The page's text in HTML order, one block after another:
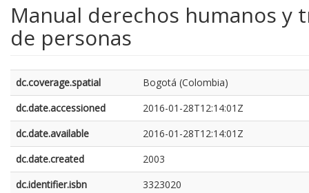
Manual derechos humanos y
de personas
dc.coverage.spatial
Bogotá (Colombia)
dc.date.accessioned
2016-01-28T12:14:01Z
dc.date.available
2016-01-28T12:14:01Z
dc.date.created
2003
dc.identifier.isbn
3323020